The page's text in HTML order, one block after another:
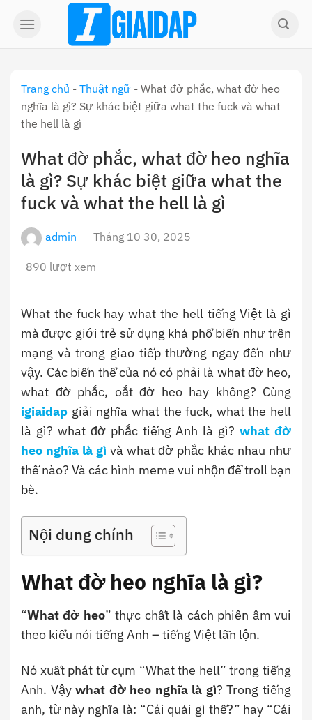
Trang chủ - Thuật ngữ - What đờ phắc, what đờ heo
nghĩa là gì? Sự khác biệt giữa what the fuck và what
the hell là gì
What đờ phắc, what đờ heo nghĩa
là gì? Sự khác biệt giữa what the
fuck và what the hell là gì
admin Tháng 10 30, 2025
890 lượt xem
What the fuck hay what the hell tiếng Việt là gì
mà được giới trẻ sử dụng khá phổ biến như trên
mạng và trong giao tiếp thường ngay đến như
vậy. Các biến thể của nó có phải là what đờ heo,
what đờ phắc, oắt đờ heo hay không? Cùng
igiaidap giải nghĩa what the fuck, what the hell
là gì? what đờ phắc tiếng Anh là gì?what đờ
heo nghĩa là gì và what đờ phắc khác nhau như
thế nào? Và các hình meme vui nhộn để troll bạn
bè.
Nội dung chính
What đờ heo nghĩa là gì?
“What đờ heo” thực chất là cách phiên âm vui
theo kiểu nói tiếng Anh – tiếng Việt lẫn lộn.
Nó xuất phát từ cụm “What the hell” trong tiếng
Anh. Vậywhat đờ heo nghĩa là gì? Trong tiếng
anh, từ này nghĩa là: “Cái quái gì thế?” hay “Cái